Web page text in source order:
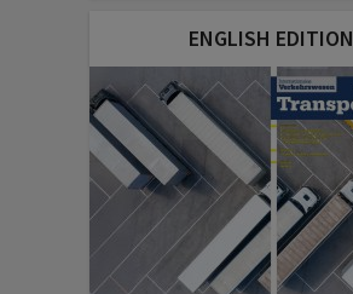
ENGLISH EDITION